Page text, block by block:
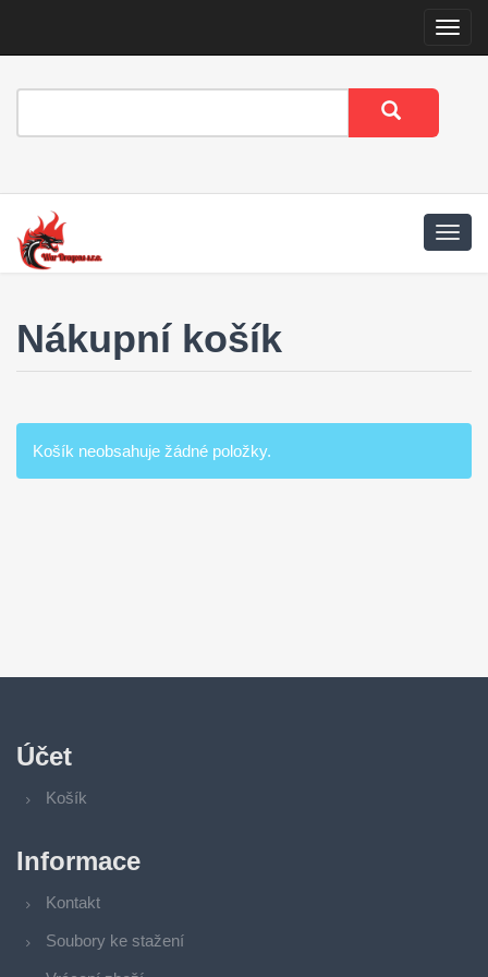
Menu
Nákupní košík
Košík neobsahuje žádné položky.
Účet
Košík
Informace
Kontakt
Soubory ke stažení